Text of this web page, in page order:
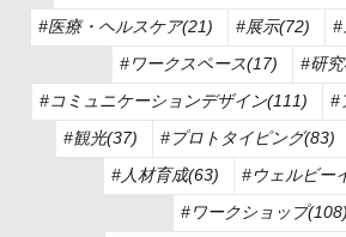
#医療・ヘルスケア(21)
#展示(72)
#
#ワークスペース(17)
#研
#コミュニケーションデザイン(111)
#
#観光(37)
#プロトタイピング(83)
#人材育成(63)
#ウェルビー
#ワークショップ(108)